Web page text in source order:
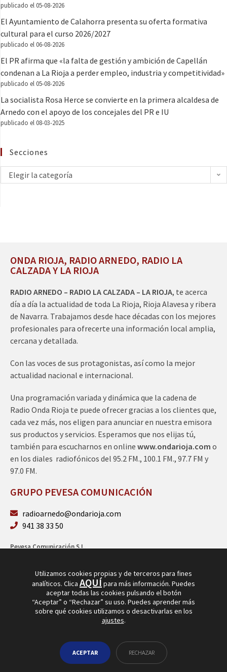
publicado el 05-08-2026
El Ayuntamiento de Calahorra presenta su oferta formativa
cultural para el curso 2026/2027
publicado el 06-08-2026
El PR afirma que «la falta de gestión y ambición de Capellán
condenan a La Rioja a perder empleo, industria y competitividad»
publicado el 05-08-2026
La socialista Rosa Herce se convierte en la primera alcaldesa de
Arnedo con el apoyo de los concejales del PR e IU
publicado el 08-03-2025
Secciones
Elegir la categoría
ONDA RIOJA, RADIO ARNEDO, RADIO LA
CALZADA Y LA RIOJA
RADIO ARNEDO – RADIO LA CALZADA – LA RIOJA, te acerca
día a día la actualidad de toda La Rioja, Rioja Alavesa y ribera
de Navarra. Trabajamos desde hace décadas con los mejores
profesionales para ofrecerte una información local amplia,
cercana y detallada.
Con las voces de sus protagonistas, así como la mejor
actualidad nacional e internacional.
Una programación variada y dinámica que la cadena de
Radio Onda Rioja te puede ofrecer gracias a los clientes que,
cada vez más, nos eligen para anunciar en nuestra emisora
sus productos y servicios. Esperamos que nos elijas tú,
también para escucharnos en online www.ondarioja.com o
en los diales radiofónicos del 95.2 FM., 100.1 FM., 97.7 FM y
97.0 FM.
GRUPO PEVESA COMUNICACIÓN
radioarnedo@ondarioja.com
941 38 33 50
Pevesa Comunicación S.L.
Utilizamos cookies propias y de terceros para fines
analíticos. Clica AQUÍpara más información. Puedes
aceptar todas las cookies pulsando el botón
“Aceptar” o “Rechazar” su uso. Puedes aprender más
sobre qué cookies utilizamos o desactivarlas en los
ajustes.
ACEPTAR RECHAZAR